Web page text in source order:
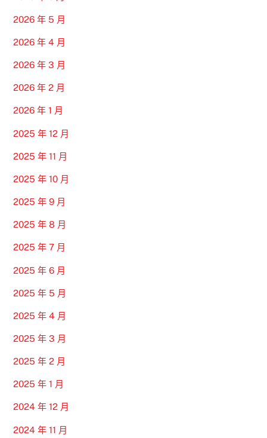
2026 年 5 月
2026 年 4 月
2026 年 3 月
2026 年 2 月
2026 年 1 月
2025 年 12 月
2025 年 11 月
2025 年 10 月
2025 年 9 月
2025 年 8 月
2025 年 7 月
2025 年 6 月
2025 年 5 月
2025 年 4 月
2025 年 3 月
2025 年 2 月
2025 年 1 月
2024 年 12 月
2024 年 11 月